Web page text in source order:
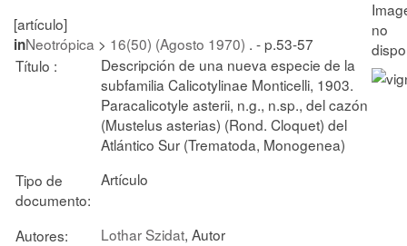
[artículo]
inNeotrópica > 16(50) (Agosto 1970) . - p.53-57
Título :
Descripción de una nueva especie de la
subfamilia Calicotylinae Monticelli, 1903.
Paracalicotyle asterii, n.g., n.sp., del cazón
(Mustelus asterias) (Rond. Cloquet) del
Atlántico Sur (Trematoda, Monogenea)
Tipo de
documento:
Artículo
Autores: Lothar Szidat, Autor